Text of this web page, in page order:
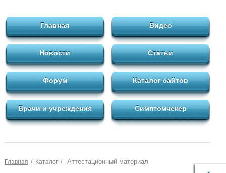
Главная Видео
Новости Статьи
Форум Каталог сайтов
Врачи и учреждения Симптомчекер
Главная / Каталог / Аттестационный материал